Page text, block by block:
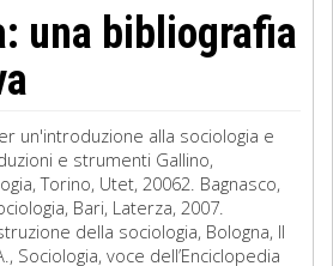
una bibliografia
un'introduzione alla sociologia e
e strumenti Gallino,
Torino, Utet, 20062. Bagnasco,
Bari, Laterza, 2007.
della sociologia, Bologna, Il
Sociologia, voce dell’Enciclopedia